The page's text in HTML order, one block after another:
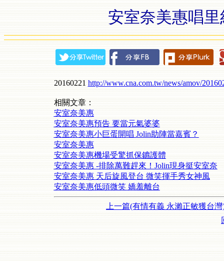
安室奈美惠唱
20160221 http://www.cna.com.tw/news/amov/
相關文章：
安室奈美惠
安室奈美惠預告 要當元氣婆婆
安室奈美惠小巨蛋開唱 Jolin助陣當嘉賓？
安室奈美惠
安室奈美惠機場受驚抓保鑣護體
安室奈美惠 -排除萬難趕來！Jolin現身挺安室奈
安室奈美惠 天后旋風登台 微笑揮手秀女神風
安室奈美惠低頭微笑 嬌羞離台
上一篇(有情有義 永瀨正敏獲台灣